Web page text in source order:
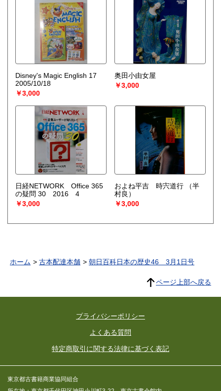
Disney's Magic English 17
2005/10/18
￥3,000
奥田小由女屋
￥3,000
日経NETWORK Office 365
の疑問 30 2016 4
￥3,000
およね平吉 時宍道行
（半
村良）
￥3,000
ホーム 古本配達本舗 朝日百科日本の歴史46 3月1日号
ページ上部へ戻る
プライバシーポリシー
よくある質問
特定商取引に関する法律に基づく表記
東京都古書籍商業協同組合